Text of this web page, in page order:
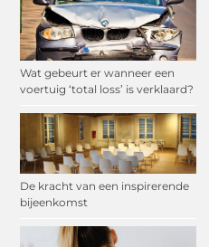
Wat gebeurt er wanneer een
voertuig ‘total loss’ is verklaard?
De kracht van een inspirerende
bijeenkomst